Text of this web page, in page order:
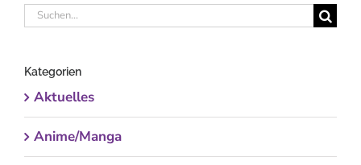
Suche
Kategorien
Aktuelles
Anime/Manga